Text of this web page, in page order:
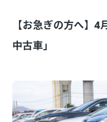
【お急ぎの方へ】
中古車」